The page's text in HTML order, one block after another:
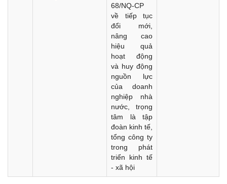
68/NQ-CP
về tiếp tục
đổi mới,
nâng cao
hiệu quả
hoạt động
và huy động
nguồn lực
của doanh
nghiệp nhà
nước, trọng
tâm là tập
đoàn kinh tế,
tổng công ty
trong phát
triển kinh tế
- xã hội